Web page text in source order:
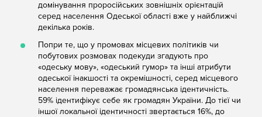
домінування проросійських зовнішніх орієнтацій
серед населення Одеської області вже у найближчі
декілька років.
Попри те, що у промовах місцевих політиків чи
побутових розмовах подекуди згадують про
«одеську мову», «одеський гумор» та інші атрибути
одеської інакшості та окремішності, серед місцевого
населення переважає громадянська ідентичність.
59% ідентифікує себе як громадян України. До тієї чи
іншої локальної ідентичності звертається 16%, до